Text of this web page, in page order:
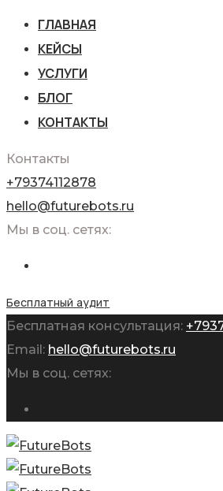
ГЛАВНАЯ
КЕЙСЫ
УСЛУГИ
БЛОГ
КОНТАКТЫ
Контакты
+79374112878
hello@futurebots.ru
Мы в соц. сетях:
Бесплатный аудит
Бесплатная консультация:
Email: hello@futurebots.ru
Мы в соц. сетях: